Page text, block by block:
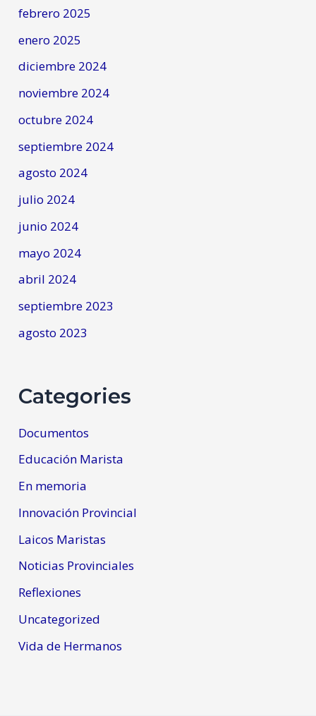
febrero 2025
enero 2025
diciembre 2024
noviembre 2024
octubre 2024
septiembre 2024
agosto 2024
julio 2024
junio 2024
mayo 2024
abril 2024
septiembre 2023
agosto 2023
Categories
Documentos
Educación Marista
En memoria
Innovación Provincial
Laicos Maristas
Noticias Provinciales
Reflexiones
Uncategorized
Vida de Hermanos